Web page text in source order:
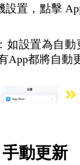
置，點擊
設置為自動
App都將自動
動更新